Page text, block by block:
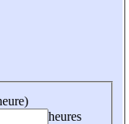
heures